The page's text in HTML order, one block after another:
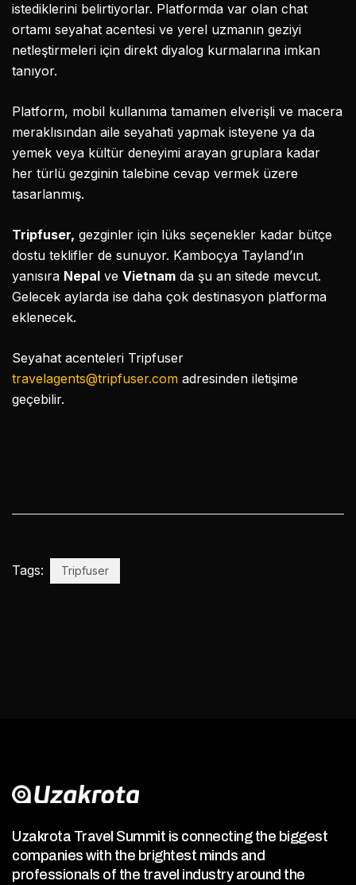
istediklerini belirtiyorlar. Platformda var olan chat
ortamı seyahat acentesi ve yerel uzmanın geziyi
netleştirmeleri için direkt diyalog kurmalarına imkan
tanıyor.
Platform, mobil kullanıma tamamen elverişli ve macera
meraklısından aile seyahati yapmak isteyene ya da
yemek veya kültür deneyimi arayan gruplara kadar
her türlü gezginin talebine cevap vermek üzere
tasarlanmış.
Tripfuser, gezginler için lüks seçenekler kadar bütçe
dostu teklifler de sunuyor. Kamboçya Tayland’ın
yanısıra Nepal ve Vietnam da şu an sitede mevcut.
Gelecek aylarda ise daha çok destinasyon platforma
eklenecek.
Seyahat acenteleri Tripfuser
travelagents@tripfuser.com adresinden iletişime
geçebilir.
Tags: Tripfuser
Uzakrota Travel Summit is connecting the biggest
companies with the brightest minds and
professionals of the travel industry around the